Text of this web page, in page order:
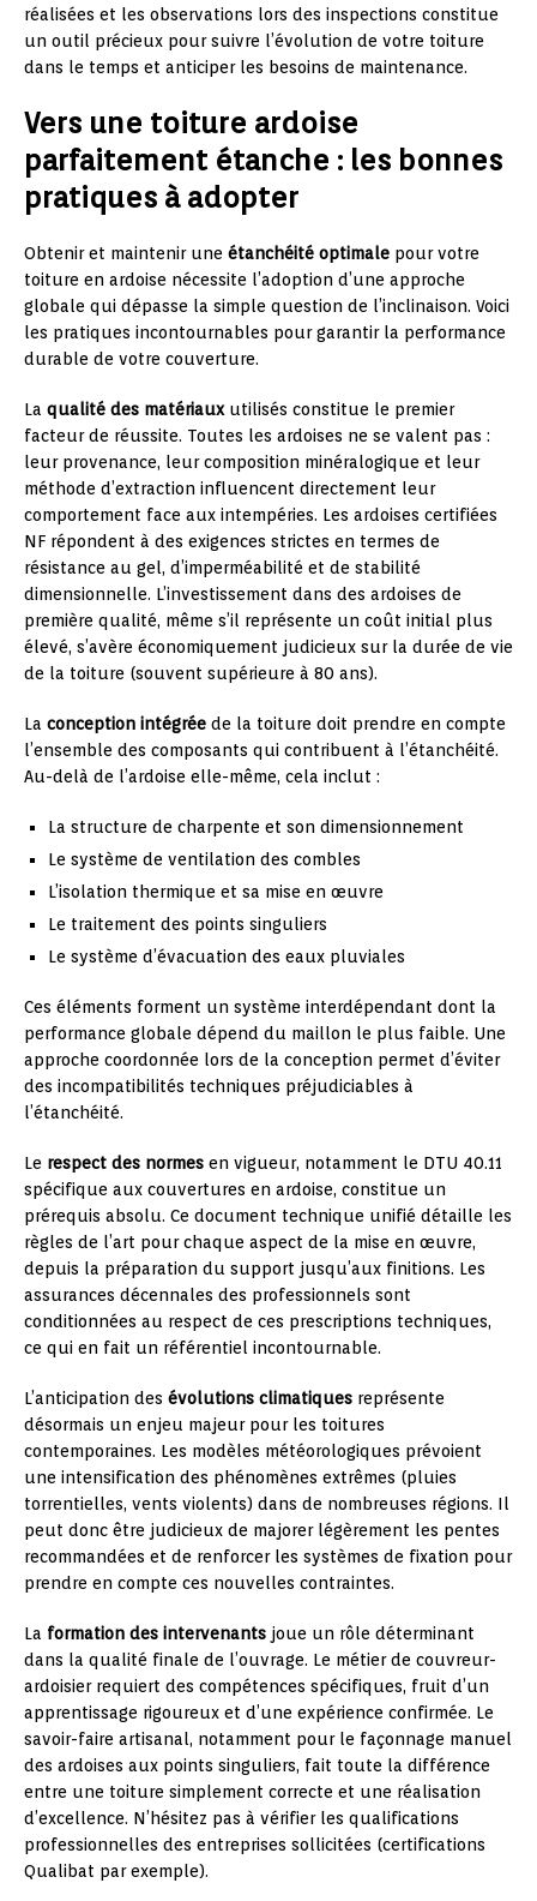
réalisées et les observations lors des inspections constitue
un outil précieux pour suivre l’évolution de votre toiture
dans le temps et anticiper les besoins de maintenance.
Vers une toiture ardoise
parfaitement étanche : les bonnes
pratiques à adopter
Obtenir et maintenir une étanchéité optimale pour votre
toiture en ardoise nécessite l’adoption d’une approche
globale qui dépasse la simple question de l’inclinaison. Voici
les pratiques incontournables pour garantir la performance
durable de votre couverture.
La qualité des matériauxutilisés constitue le premier
facteur de réussite. Toutes les ardoises ne se valent pas :
leur provenance, leur composition minéralogique et leur
méthode d’extraction influencent directement leur
comportement face aux intempéries. Les ardoises certifiées
NF répondent à des exigences strictes en termes de
résistance au gel, d’imperméabilité et de stabilité
dimensionnelle. L’investissement dans des ardoises de
première qualité, même s’il représente un coût initial plus
élevé, s’avère économiquement judicieux sur la durée de vie
de la toiture (souvent supérieure à 80 ans).
La conception intégrée de la toiture doit prendre en compte
l’ensemble des composants qui contribuent à l’étanchéité.
Au-delà de l’ardoise elle-même, cela inclut :
La structure de charpente et son dimensionnement
Le système de ventilation des combles
L’isolation thermique et sa mise en œuvre
Le traitement des points singuliers
Le système d’évacuation des eaux pluviales
Ces éléments forment un système interdépendant dont la
performance globale dépend du maillon le plus faible. Une
approche coordonnée lors de la conception permet d’éviter
des incompatibilités techniques préjudiciables à
l’étanchéité.
Le respect des normes en vigueur, notamment le DTU 40.11
spécifique aux couvertures en ardoise, constitue un
prérequis absolu. Ce document technique unifié détaille les
règles de l’art pour chaque aspect de la mise en œuvre,
depuis la préparation du support jusqu’aux finitions. Les
assurances décennales des professionnels sont
conditionnées au respect de ces prescriptions techniques,
ce qui en fait un référentiel incontournable.
L’anticipation des évolutions climatiques représente
désormais un enjeu majeur pour les toitures
contemporaines. Les modèles météorologiques prévoient
une intensification des phénomènes extrêmes (pluies
torrentielles, vents violents) dans de nombreuses régions. Il
peut donc être judicieux de majorer légèrement les pentes
recommandées et de renforcer les systèmes de fixation pour
prendre en compte ces nouvelles contraintes.
La formation des intervenants joue un rôle déterminant
dans la qualité finale de l’ouvrage. Le métier de couvreur-
ardoisier requiert des compétences spécifiques, fruit d’un
apprentissage rigoureux et d’une expérience confirmée. Le
savoir-faire artisanal, notamment pour le façonnage manuel
des ardoises aux points singuliers, fait toute la différence
entre une toiture simplement correcte et une réalisation
d’excellence. N’hésitez pas à vérifier les qualifications
professionnelles des entreprises sollicitées (certifications
Qualibat par exemple).